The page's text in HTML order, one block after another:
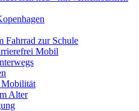
Fahrrad zur Schule
Mobil
Mobilität
Alter